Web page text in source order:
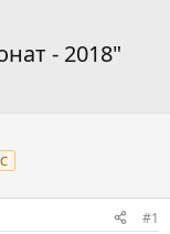
- 2018"
#1